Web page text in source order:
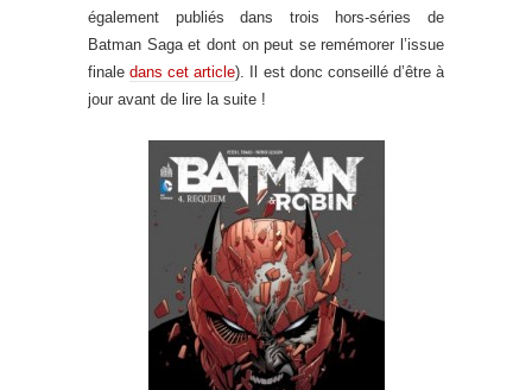
également publiés dans trois hors-séries de
Batman Saga et dont on peut se remémorer l’issue
finaledans cet article). Il est donc conseillé d’être à
jour avant de lire la suite !